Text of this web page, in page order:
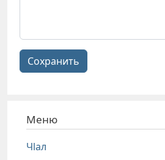
Сохранить
Меню
Чlал